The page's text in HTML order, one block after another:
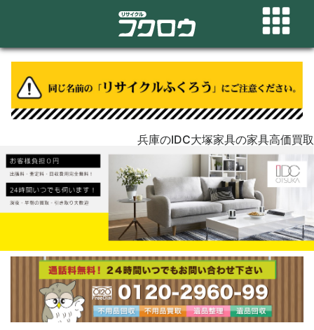
兵庫のIDC大塚家具の家具高価買取